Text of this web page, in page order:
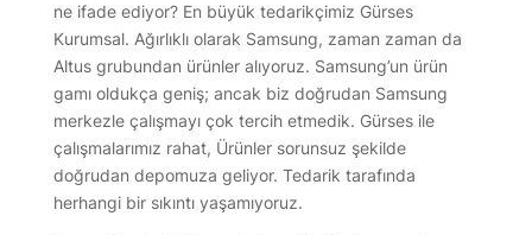
ne ifade ediyor? En büyük tedarikçimiz Gürses
Kurumsal. Ağırlıklı olarak Samsung, zaman zaman da
Altus grubundan ürünler alıyoruz. Samsung’un ürün
gamı oldukça geniş; ancak biz doğrudan Samsung
merkezle çalışmayı çok tercih etmedik. Gürses ile
çalışmalarımız rahat, Ürünler sorunsuz şekilde
doğrudan depomuza geliyor. Tedarik tarafında
herhangi bir sıkıntı yaşamıyoruz.